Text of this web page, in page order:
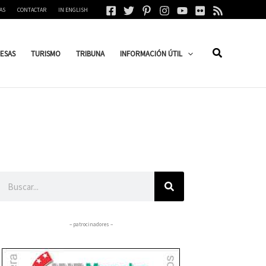
CONTACTAR IN ENGLISH
TURISMO TRIBUNA INFORMACIÓN ÚTIL
– patrocinadores –